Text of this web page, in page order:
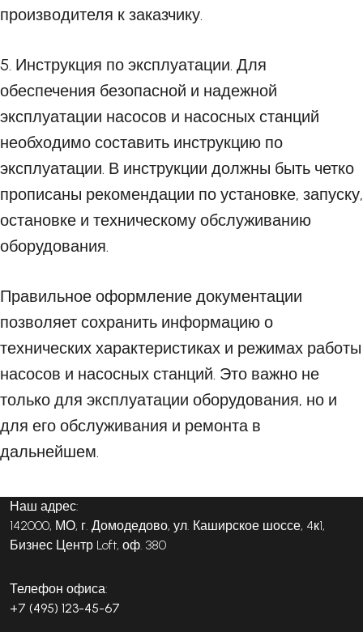
производителя к заказчику.
5. Инструкция по эксплуатации. Для
обеспечения безопасной и надежной
эксплуатации насосов и насосных станций
необходимо составить инструкцию по
эксплуатации. В инструкции должны быть четко
прописаны рекомендации по установке, запуску,
остановке и техническому обслуживанию
оборудования.
Правильное оформление документации
позволяет сохранить информацию о
технических характеристиках и режимах работы
насосов и насосных станций. Это важно не
только для эксплуатации оборудования, но и
для его обслуживания и ремонта в
дальнейшем.
Наш адрес:
142000, МО, г. Домодедово, ул. Каширское шоссе, 4к1,
Бизнес Центр Loft, оф. 380
Телефон офиса:
+7 (495) 123-45-67